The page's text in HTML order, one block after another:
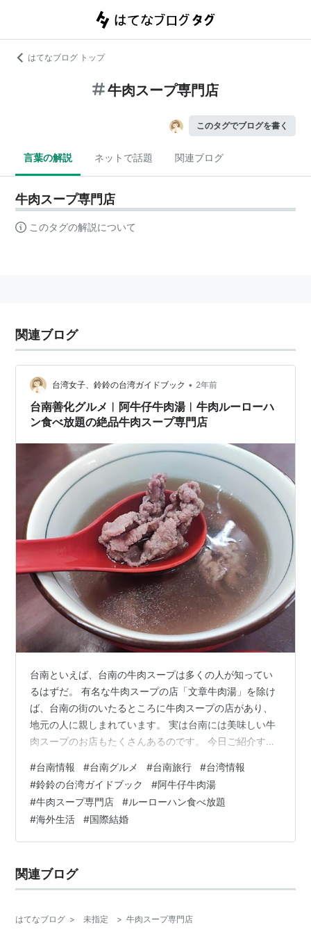
はてなブログ トップ
牛肉スープ専門店
このタグでブログを書く
言葉の解説 ネットで話題 関連ブログ
牛肉スープ専門店
このタグの解説について
関連ブログ
台湾女子、鈴鈴の台湾ガイドブック • 2年前
台南善化グルメ︱阿牛仔牛肉湯︱牛肉ルーローハ
ン食べ放題の絶品牛肉スープ専門店
台南といえば、台南の牛肉スープは多くの人が知ってい
るはずだ。 有名な牛肉スープの店「文章牛肉湯」を除け
ば、台南の街のいたるところに牛肉スープの店があり、
地元の人に親しまれています。 実は台南には美味しい牛
肉スープのお店もたくさんあるのです。 今日ご紹介する
阿牛仔牛肉湯について 台湾最大の牛肉屠畜場である善化
にあり、新鮮な温體牛を提供するだけでなく、牛肉ルー
ローハンも食べ放題。近くには善化夜市や善糖文化園区
などの観光スポットもあります。 住所：台南市善化区中
山路440号 営業時間：11:00–21:30 聯絡電話：0908
#台南情報 #台南グルメ #台南旅行 #台湾情報
#鈴鈴の台湾ガイドブック #阿牛仔牛肉湯
#牛肉スープ専門店 #ルーローハン食べ放題
#海外生活 #国際結婚
関連ブログ
はてなブログ > 未指定 > 牛肉スープ専門店